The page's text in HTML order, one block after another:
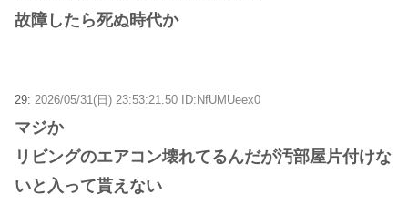
故障したら死ぬ時代か
29: 2026/05/31(日) 23:53:21.50 ID:NfUMUeex0
マジか
リビングのエアコン壊れてるんだが汚部屋片付けな
いと入って貰えない